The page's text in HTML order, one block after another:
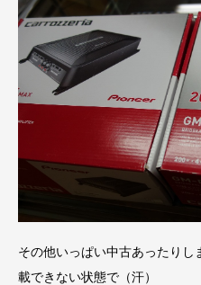
その他いっぱい中古あったり
載できない状態で（汗）